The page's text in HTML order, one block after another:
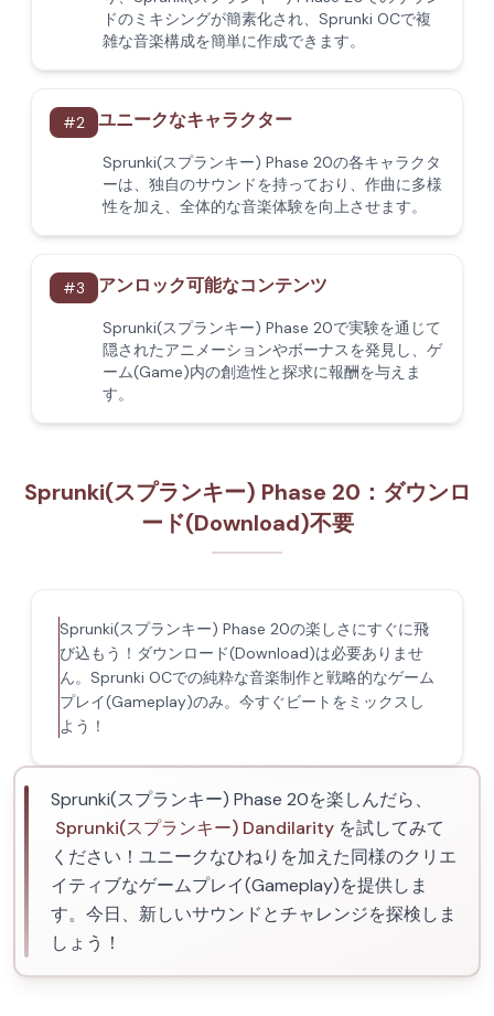
ドのミキシングが簡素化され、Sprunki OCで複
雑な音楽構成を簡単に作成できます。
#2 ユニークなキャラクター
Sprunki(スプランキー) Phase 20の各キャラクタ
ーは、独自のサウンドを持っており、作曲に多様
性を加え、全体的な音楽体験を向上させます。
#3 アンロック可能なコンテンツ
Sprunki(スプランキー) Phase 20で実験を通じて
隠されたアニメーションやボーナスを発見し、ゲ
ーム(Game)内の創造性と探求に報酬を与えま
す。
Sprunki(スプランキー) Phase 20：ダウンロ
ード(Download)不要
Sprunki(スプランキー) Phase 20の楽しさにすぐに飛
び込もう！ダウンロード(Download)は必要ありませ
ん。Sprunki OCでの純粋な音楽制作と戦略的なゲーム
プレイ(Gameplay)のみ。今すぐビートをミックスし
よう！
Sprunki(スプランキー) Phase 20を楽しんだら、
Sprunki(スプランキー) Dandilarity を試してみて
ください！ユニークなひねりを加えた同様のクリエ
イティブなゲームプレイ(Gameplay)を提供しま
す。今日、新しいサウンドとチャレンジを探検しま
しょう！